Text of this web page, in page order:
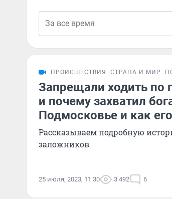
ПРОИСШЕСТВИЯ СТРАНА И МИР
Запрещали ходить по
и почему захватил
Подмосковье и как
Рассказываем подробную
заложников
25 июля, 2023, 11:30 3 492 6